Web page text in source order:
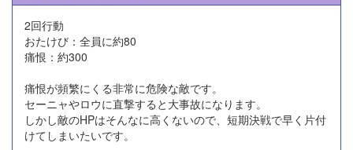
2回行動
おたけび：全員に約80
痛恨：約300
痛恨が頻繁にくる非常に危険な敵です。
セーニャやロウに直撃すると大事故になります。
しかし敵のHPはそんなに高くないので、短期決戦で早く片付
けてしまいたいです。